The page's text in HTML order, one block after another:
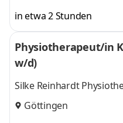
in etwa 2 Stunden
Physiotherapeut/in
w/d)
Silke Reinhardt
Göttingen